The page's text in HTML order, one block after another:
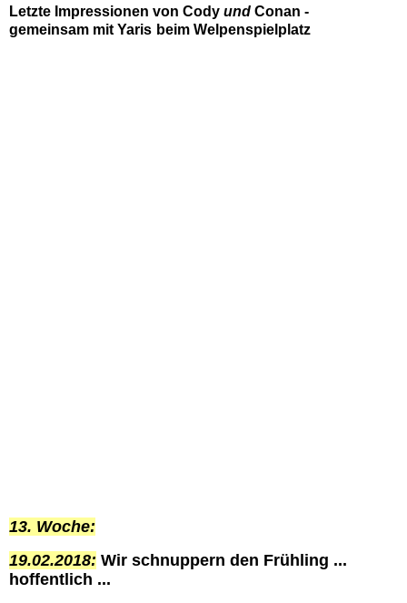
Letzte Impressionen von Cody und Conan -
gemeinsam mit Yaris beim Welpenspielplatz
13. Woche:
19.02.2018: Wir schnuppern den Frühling ...
hoffentlich ...